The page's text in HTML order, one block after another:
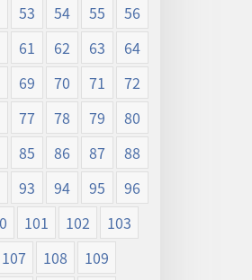
53 54 55
56
61 62 63
64
69 70 71
72
77 78 79
80
85 86 87
88
93 94 95
96
101 102
103
107 108
109